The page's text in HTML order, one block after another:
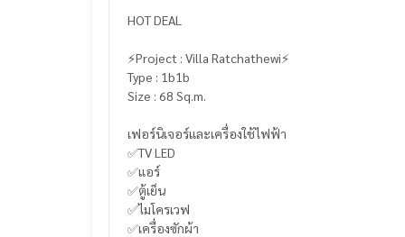
HOT DEAL
⚡️Project : Villa Ratchathewi⚡️
Type : 1b1b
Size : 68 Sq.m.
เฟอร์นิเจอร์และเครื่องใช้ไฟฟ้า
✅TV LED
✅แอร์
✅ตู้เย็น
✅ไมโครเวฟ
✅เครื่องซักผ้า